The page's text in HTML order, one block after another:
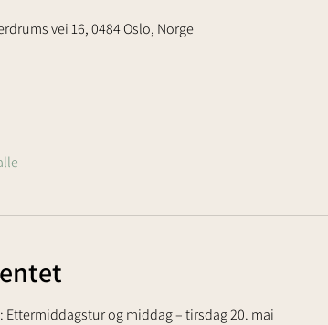
vei 16, 0484 Oslo, Norge
Ettermiddagstur og middag – tirsdag 20. mai